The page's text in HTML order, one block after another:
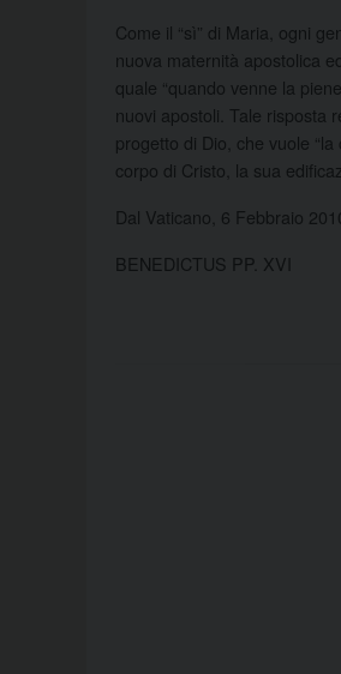
Come il “sì” di Maria, ogni
nuova maternità apostolica
quale “quando venne la
nuovi apostoli. Tale risposta
progetto di Dio, che vuole
corpo di Cristo, la sua
Dal Vaticano, 6 Febbraio
BENEDICTUS PP. XVI